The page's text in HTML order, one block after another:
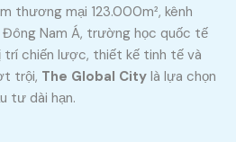
thương mại 123.000m², kênh
Nam Á, trường học quốc tế
trí chiến lược, thiết kế tinh tế và
trội, The Global City là lựa chọn
tư dài hạn.